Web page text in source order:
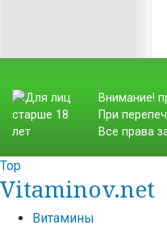
Внимание!
При
Все права
Top
Vitaminov.net
Витамины